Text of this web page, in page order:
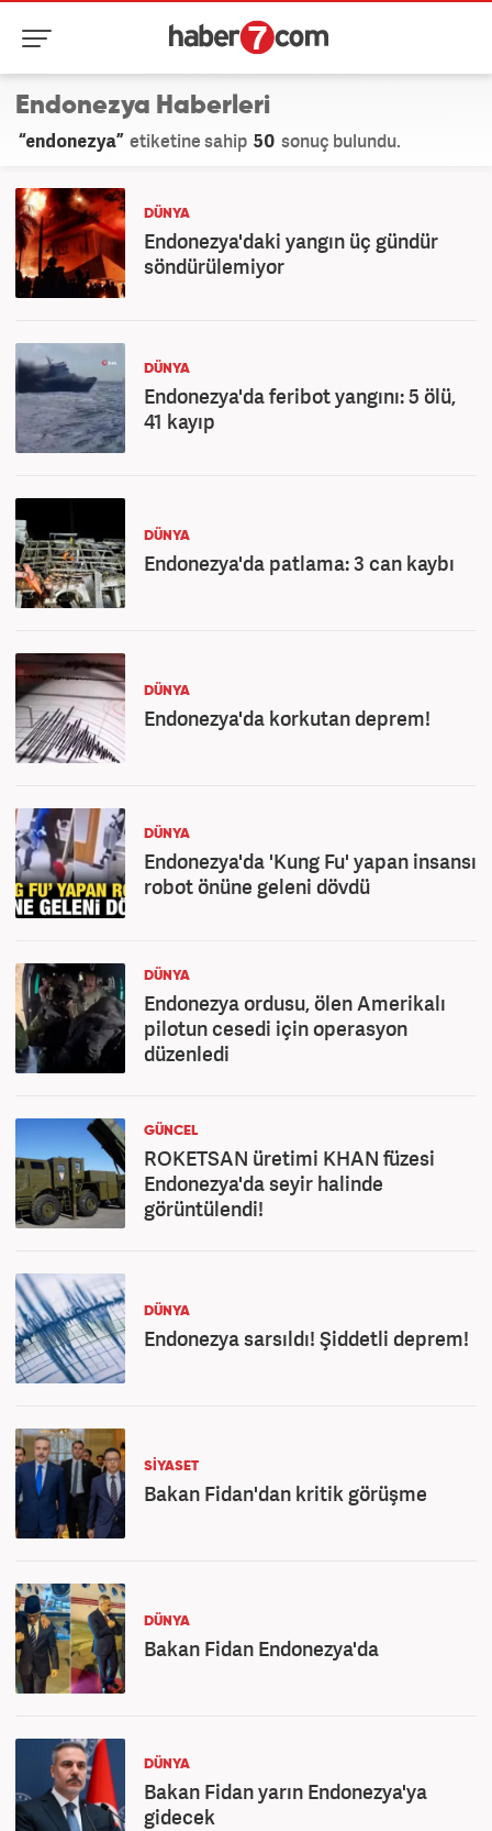
Endonezya Haberleri
“endonezya” etiketine sahip 50 sonuç bulundu.
DÜNYA
Endonezya'daki yangın üç gündür
söndürülemiyor
DÜNYA
Endonezya'da feribot yangını: 5 ölü,
41 kayıp
DÜNYA
Endonezya'da patlama: 3 can kaybı
DÜNYA
Endonezya'da korkutan deprem!
DÜNYA
Endonezya'da 'Kung Fu' yapan insansı
robot önüne geleni dövdü
DÜNYA
Endonezya ordusu, ölen Amerikalı
pilotun cesedi için operasyon
düzenledi
GÜNCEL
ROKETSAN üretimi KHAN füzesi
Endonezya'da seyir halinde
görüntülendi!
DÜNYA
Endonezya sarsıldı! Şiddetli deprem!
SİYASET
Bakan Fidan'dan kritik görüşme
DÜNYA
Bakan Fidan Endonezya'da
DÜNYA
Bakan Fidan yarın Endonezya'ya
gidecek